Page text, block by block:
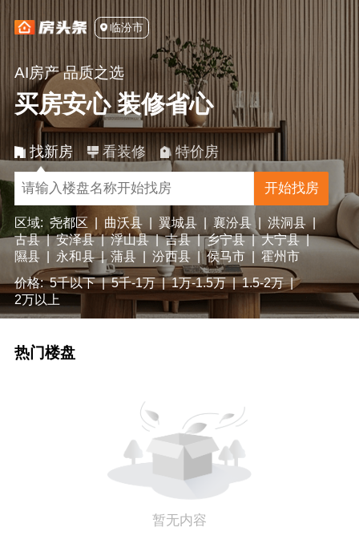
临汾市
AI房产 品质之选
买房安心 装修省心
找新房 看装修 特价房
开始找房
区域:尧都区 曲沃县 翼城县 襄汾县 洪洞县 |
古县 | 安泽县 | 浮山县 | 吉县 | 乡宁县 | 大宁县 |
隰县
永和县 | 蒲县 汾西县 侯马市
霍州市
价格:5千以下 | 5千-1万 | 1万-1.5万 | 1.5-2万 |
2万以上
热门楼盘
暂无内容